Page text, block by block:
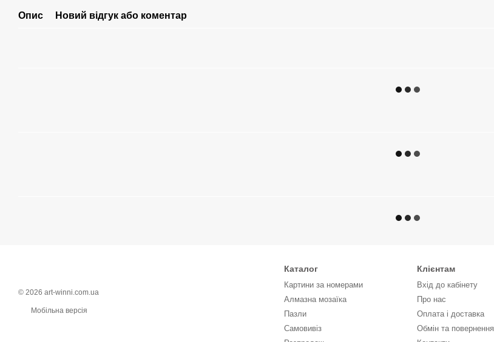
Опис Новий відгук або коментар
© 2026 art-winni.com.ua
Мобільна версія
Каталог
Картини за номерами
Алмазна мозаїка
Пазли
Самовивіз
Клієнтам
Вхід до кабінету
Про нас
Оплата і доставка
Обмін та повернення